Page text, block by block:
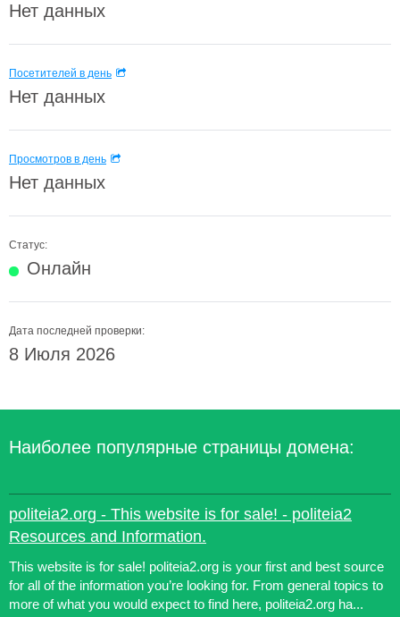
Нет данных
Посетителей в день
Нет данных
Просмотров в день
Нет данных
Статус:
Онлайн
Дата последней проверки:
8 Июля 2026
Наиболее популярные страницы домена:
politeia2.org - This website is for sale! - politeia2
Resources and Information.
This website is for sale! politeia2.org is your first and best source
for all of the information you’re looking for. From general topics to
more of what you would expect to find here, politeia2.org ha...